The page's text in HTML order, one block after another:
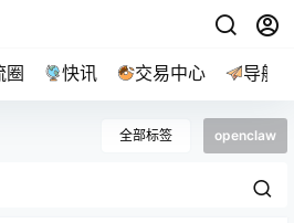
圈 快讯 交易中心 导航
全部标签 openclaw